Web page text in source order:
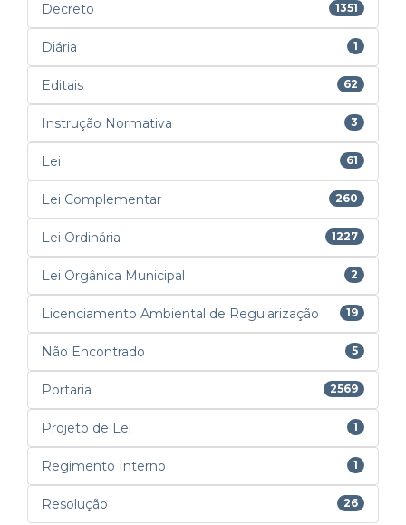
Decreto 1351
Diária 1
Editais 62
Instrução Normativa 3
Lei 61
Lei Complementar 260
Lei Ordinária 1227
Lei Orgânica Municipal 2
Licenciamento Ambiental de Regularização 19
Não Encontrado 5
Portaria 2569
Projeto de Lei 1
Regimento Interno 1
Resolução 26